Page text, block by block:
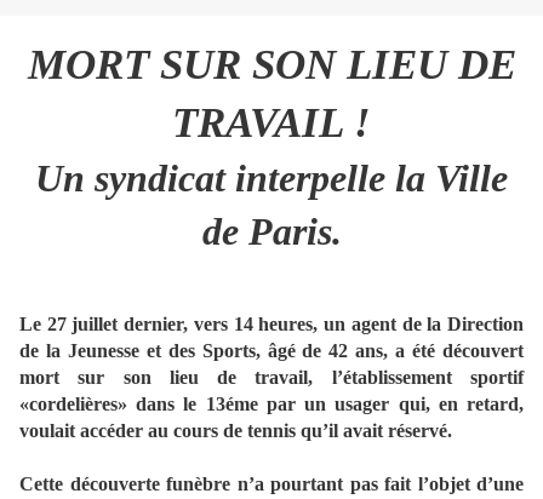
MORT SUR SON LIEU DE
TRAVAIL !
Un syndicat interpelle la Ville
de Paris.
Le 27 juillet dernier, vers 14 heures, un agent de la Direction
de la Jeunesse et des Sports, âgé de 42 ans, a été découvert
mort sur son lieu de travail, l’établissement sportif
«cordelières» dans le 13éme par un usager qui, en retard,
voulait accéder au cours de tennis qu’il avait réservé.
Cette découverte funèbre n’a pourtant pas fait l’objet d’une